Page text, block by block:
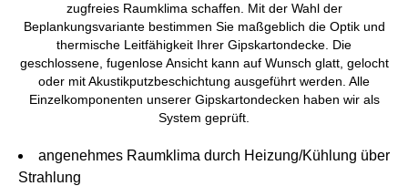
zugfreies Raumklima schaffen. Mit der Wahl der
Beplankungsvariante bestimmen Sie maßgeblich die Optik und
thermische Leitfähigkeit Ihrer Gipskartondecke. Die
geschlossene, fugenlose Ansicht kann auf Wunsch glatt, gelocht
oder mit Akustikputzbeschichtung ausgeführt werden. Alle
Einzelkomponenten unserer Gipskartondecken haben wir als
System geprüft.
angenehmes Raumklima durch Heizung/Kühlung über
Strahlung